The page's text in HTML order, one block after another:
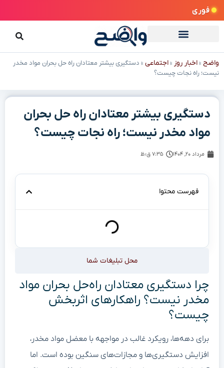
فوری
واضح »اخبار روز »اجتماعی » دستگیری بیشتر معتادان راه حل بحران مواد مخدر
نیست؛ راه نجات چیست؟
دستگیری بیشتر معتادان راه حل بحران
مواد مخدر نیست؛ راه نجات چیست؟
مرداد ۲۰, ۱۴۰۴ ۷:۳۵ ق٫ظ
فهرست محتوا
محل تبلیغات شما
چرا دستگیری معتادان راه‌حل بحران مواد
مخدر نیست؟ راهکارهای اثربخش
چیست؟
برای دهه‌ها، رویکرد غالب در مواجهه با معضل مواد مخدر،
افزایش دستگیری‌ها و مجازات‌های سنگین بوده است. اما